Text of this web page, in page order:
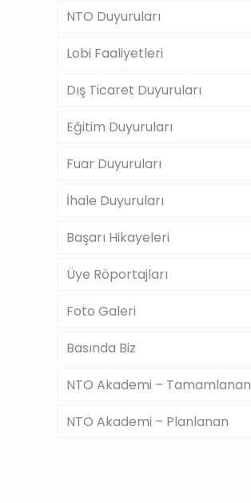
NTO Duyuruları
Lobi Faaliyetleri
Dış Ticaret Duyuruları
Eğitim Duyuruları
Fuar Duyuruları
İhale Duyuruları
Başarı Hikayeleri
Üye Röportajları
Foto Galeri
Basında Biz
NTO Akademi – Tamamlanan
NTO Akademi – Planlanan